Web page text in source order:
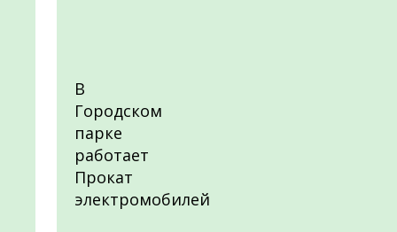
В
Городском
парке
работает
Прокат
электромобилей